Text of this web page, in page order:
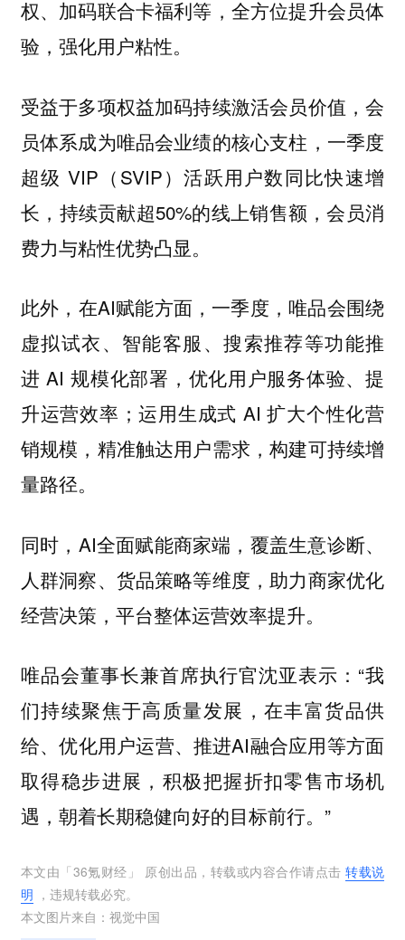
权、加码联合卡福利等，全方位提升会员体
验，强化用户粘性。
受益于多项权益加码持续激活会员价值，会
员体系成为唯品会业绩的核心支柱，一季度
超级 VIP（SVIP）活跃用户数同比快速增
长，持续贡献超50%的线上销售额，会员消
费力与粘性优势凸显。
此外，在AI赋能方面，一季度，唯品会围绕
虚拟试衣、智能客服、搜索推荐等功能推
进 AI 规模化部署，优化用户服务体验、提
升运营效率；运用生成式 AI 扩大个性化营
销规模，精准触达用户需求，构建可持续增
量路径。
同时，AI全面赋能商家端，覆盖生意诊断、
人群洞察、货品策略等维度，助力商家优化
经营决策，平台整体运营效率提升。
唯品会董事长兼首席执行官沈亚表示：“我
们持续聚焦于高质量发展，在丰富货品供
给、优化用户运营、推进AI融合应用等方面
取得稳步进展，积极把握折扣零售市场机
遇，朝着长期稳健向好的目标前行。”
本文由「36氪财经 」 原创出品，转载或内容合作请点击转载说
明 ，违规转载必究。
本文图片来自： 视觉中国